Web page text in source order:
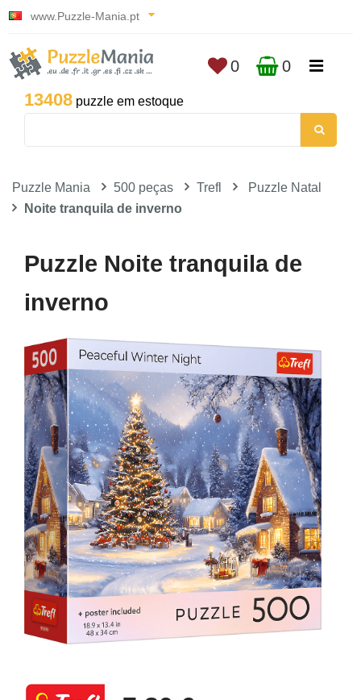
www.Puzzle-Mania.pt
13408 puzzle em estoque
0 0
Puzzle Mania 500 peças Trefl
Puzzle Natal
Noite tranquila de inverno
Puzzle Noite tranquila de
inverno